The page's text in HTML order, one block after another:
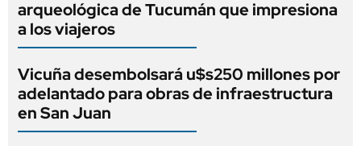
arqueológica de Tucumán que impresiona
a los viajeros
Vicuña desembolsará u$s250 millones por
adelantado para obras de infraestructura
en San Juan